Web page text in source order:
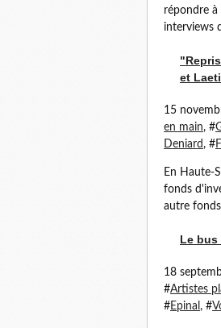
répondre à
interviews
et
15
en main, #
Deniard, #
En Haute-
fonds
autre
Le bus
18
#Artistes
#Epinal , #